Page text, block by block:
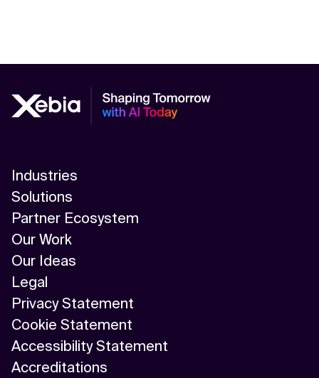
Industries
Solutions
Partner Ecosystem
Our Work
Our Ideas
Legal
Privacy Statement
Cookie Statement
Accessibility Statement
Accreditations